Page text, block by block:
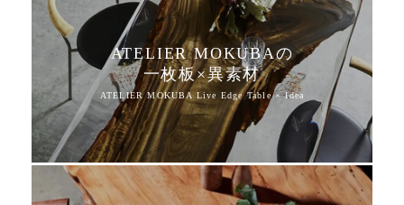
ATELIER MOKUBAの
一枚板×異素材